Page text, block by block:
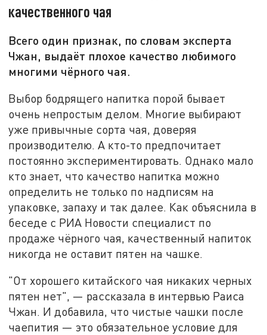
качественного чая
Всего один признак, по словам эксперта
Чжан, выдаёт плохое качество любимого
многими чёрного чая.
Выбор бодрящего напитка порой бывает
очень непростым делом. Многие выбирают
уже привычные сорта чая, доверяя
производителю. А кто-то предпочитает
постоянно экспериментировать. Однако мало
кто знает, что качество напитка можно
определить не только по надписям на
упаковке, запаху и так далее. Как объяснила в
беседе с РИА Новости специалист по
продаже чёрного чая, качественный напиток
никогда не оставит пятен на чашке.
"От хорошего китайского чая никаких черных
пятен нет", — рассказала в интервью Раиса
Чжан. И добавила, что чистые чашки после
чаепития — это обязательное условие для